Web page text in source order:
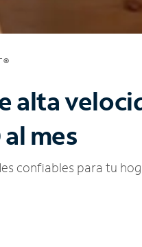
alta
mes
confiables para tu